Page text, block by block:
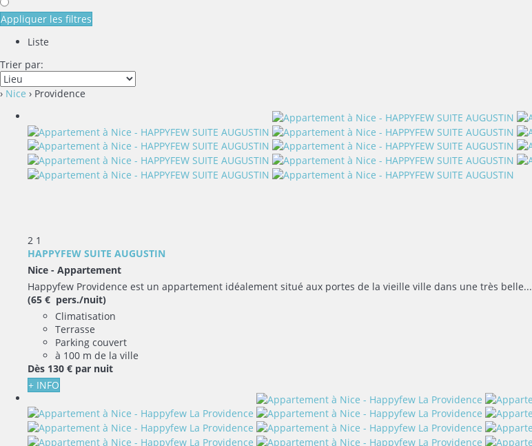
Appliquer les filtres
Liste
Trier par:
› Nice › Providence
2 1
HAPPYFEW SUITE AUGUSTIN
Nice - Appartement
Happyfew Providence est un appartement idéalement situé aux portes de la vieille ville dans une très belle...
(65 € pers./nuit)
Climatisation
Terrasse
Parking couvert
à 100 m de la ville
Dès 130 € par nuit
+ INFO